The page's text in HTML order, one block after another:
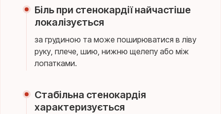
Біль при стенокардії найчастіше
локалізується
за грудиною та може поширюватися в ліву
руку, плече, шию, нижню щелепу або між
лопатками.
Стабільна стенокардія
характеризується